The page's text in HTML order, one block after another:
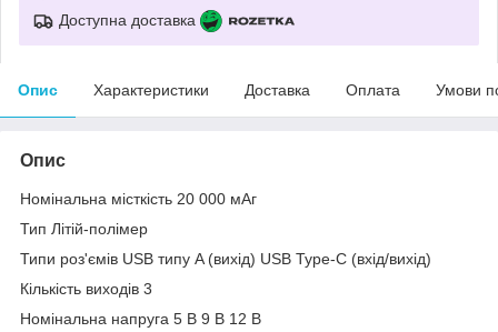
Доступна доставка
Опис Характеристики Доставка Оплата Умови
Опис
Номінальна місткість 20 000 мАг
Тип Літій-полімер
Типи роз'ємів USB типу A (вихід) USB Type-C (вхід/вихід)
Кількість виходів 3
Номінальна напруга 5 В 9 В 12 В